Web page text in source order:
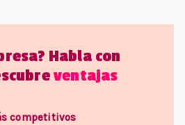
Habla con
ventajas
competitivos